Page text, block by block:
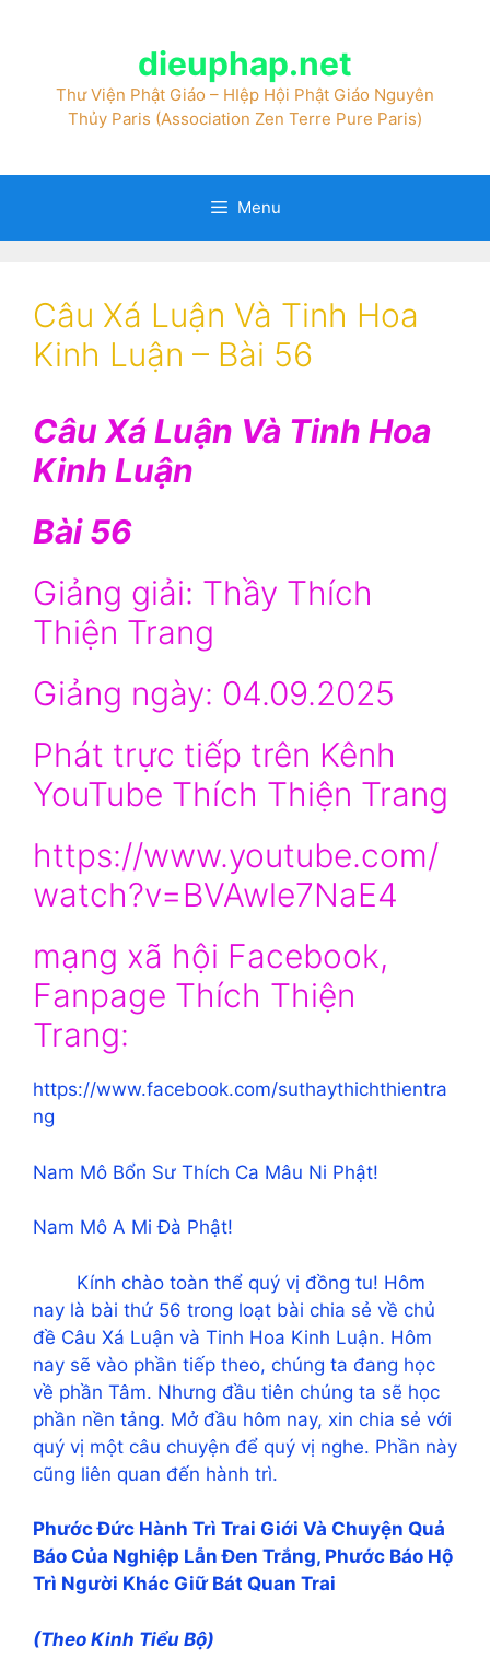
dieuphap.net
Thư Viện Phật Giáo – HIệp Hội Phật Giáo Nguyên
Thủy Paris (Association Zen Terre Pure Paris)
Menu
Câu Xá Luận Và Tinh Hoa
Kinh Luận – Bài 56
Câu Xá Luận Và Tinh Hoa
Kinh Luận
Bài 56
Giảng giải: Thầy Thích
Thiện Trang
Giảng ngày: 04.09.2025
Phát trực tiếp trên Kênh
YouTube Thích Thiện Trang
https://www.youtube.com/
watch?v=BVAwle7NaE4
mạng xã hội Facebook,
Fanpage Thích Thiện
Trang:
https://www.facebook.com/suthaythichthientra
ng
Nam Mô Bổn Sư Thích Ca Mâu Ni Phật!
Nam Mô A Mi Đà Phật!
Kính chào toàn thể quý vị đồng tu! Hôm
nay là bài thứ 56 trong loạt bài chia sẻ về chủ
đề Câu Xá Luận và Tinh Hoa Kinh Luận. Hôm
nay sẽ vào phần tiếp theo, chúng ta đang học
về phần Tâm. Nhưng đầu tiên chúng ta sẽ học
phần nền tảng. Mở đầu hôm nay, xin chia sẻ với
quý vị một câu chuyện để quý vị nghe. Phần này
cũng liên quan đến hành trì.
Phước Đức Hành Trì Trai Giới Và Chuyện Quả
Báo Của Nghiệp Lẫn Đen Trắng, Phước Báo Hộ
Trì Người Khác Giữ Bát Quan Trai
(Theo Kinh Tiểu Bộ)